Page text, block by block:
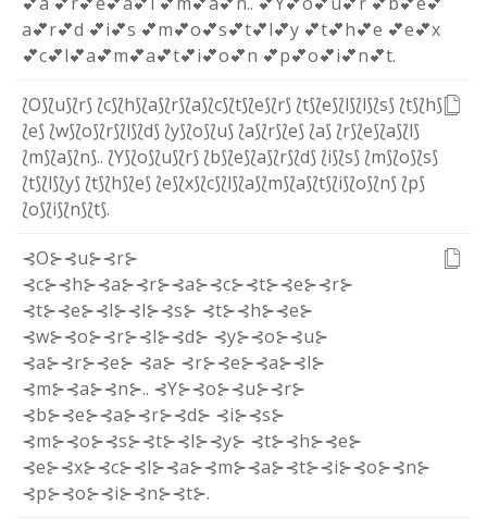
a💕r💕d 💕i💕s 💕m💕o💕s💕t💕l💕y 💕t💕h💕e 💕e💕x
💕c💕l💕a💕m💕a💕t💕i💕o💕n 💕p💕o💕i💕n💕t.
⟅O⟆⟅u⟆⟅r⟆ ⟅c⟆⟅h⟆⟅a⟆⟅r⟆⟅a⟆⟅c⟆⟅t⟆⟅e⟆⟅r⟆ ⟅t⟆⟅e⟆⟅l⟆⟅l⟆⟅s⟆ ⟅t⟆⟅h⟆
⟅e⟆ ⟅w⟆⟅o⟆⟅r⟆⟅l⟆⟅d⟆ ⟅y⟆⟅o⟆⟅u⟆ ⟅a⟆⟅r⟆⟅e⟆ ⟅a⟆ ⟅r⟆⟅e⟆⟅a⟆⟅l⟆
⟅m⟆⟅a⟆⟅n⟆.. ⟅Y⟆⟅o⟆⟅u⟆⟅r⟆ ⟅b⟆⟅e⟆⟅a⟆⟅r⟆⟅d⟆ ⟅i⟆⟅s⟆ ⟅m⟆⟅o⟆⟅s⟆
⟅t⟆⟅l⟆⟅y⟆ ⟅t⟆⟅h⟆⟅e⟆ ⟅e⟆⟅x⟆⟅c⟆⟅l⟆⟅a⟆⟅m⟆⟅a⟆⟅t⟆⟅i⟆⟅o⟆⟅n⟆ ⟅p⟆
⟅o⟆⟅i⟆⟅n⟆⟅t⟆.
⊰O⊱⊰u⊱⊰r⊱
⊰c⊱⊰h⊱⊰a⊱⊰r⊱⊰a⊱⊰c⊱⊰t⊱⊰e⊱⊰r⊱
⊰t⊱⊰e⊱⊰l⊱⊰l⊱⊰s⊱ ⊰t⊱⊰h⊱⊰e⊱
⊰w⊱⊰o⊱⊰r⊱⊰l⊱⊰d⊱ ⊰y⊱⊰o⊱⊰u⊱
⊰a⊱⊰r⊱⊰e⊱ ⊰a⊱ ⊰r⊱⊰e⊱⊰a⊱⊰l⊱
⊰m⊱⊰a⊱⊰n⊱.. ⊰Y⊱⊰o⊱⊰u⊱⊰r⊱
⊰b⊱⊰e⊱⊰a⊱⊰r⊱⊰d⊱ ⊰i⊱⊰s⊱
⊰m⊱⊰o⊱⊰s⊱⊰t⊱⊰l⊱⊰y⊱ ⊰t⊱⊰h⊱⊰e⊱
⊰e⊱⊰x⊱⊰c⊱⊰l⊱⊰a⊱⊰m⊱⊰a⊱⊰t⊱⊰i⊱⊰o⊱⊰n⊱
⊰p⊱⊰o⊱⊰i⊱⊰n⊱⊰t⊱.